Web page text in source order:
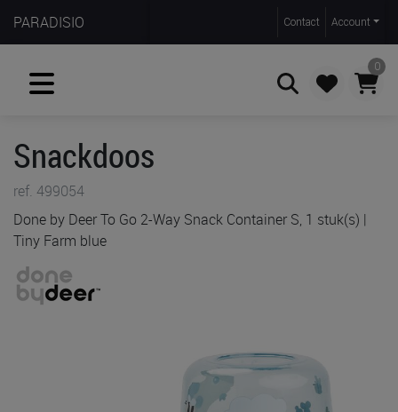
PARADISIO Contact Account
0
Snackdoos
ref. 499054
Done by Deer To Go 2-Way Snack Container S, 1 stuk(s) |
Tiny Farm blue